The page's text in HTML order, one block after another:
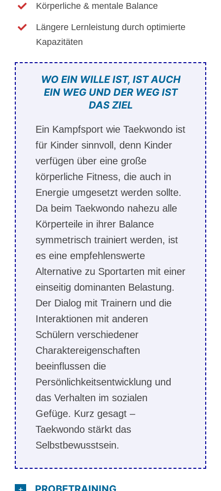
Körperliche & mentale Balance
Längere Lernleistung durch optimierte
Kapazitäten
WO EIN WILLE IST, IST AUCH
EIN WEG UND DER WEG IST
DAS ZIEL
Ein Kampfsport wie Taekwondo ist
für Kinder sinnvoll, denn Kinder
verfügen über eine große
körperliche Fitness, die auch in
Energie umgesetzt werden sollte.
Da beim Taekwondo nahezu alle
Körperteile in ihrer Balance
symmetrisch trainiert werden, ist
es eine empfehlenswerte
Alternative zu Sportarten mit einer
einseitig dominanten Belastung.
Der Dialog mit Trainern und die
Interaktionen mit anderen
Schülern verschiedener
Charaktereigenschaften
beeinflussen die
Persönlichkeitsentwicklung und
das Verhalten im sozialen
Gefüge. Kurz gesagt –
Taekwondo stärkt das
Selbstbewusstsein.